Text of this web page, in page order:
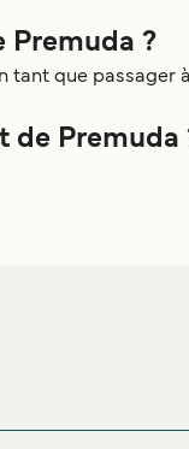
Premuda ?
tant que passager
de Premuda